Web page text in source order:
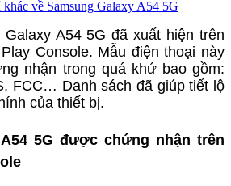
về Samsung Galaxy A54 5G
A54 5G đã xuất hiện trên
Console. Mẫu điện thoại này
nhận trong quá khứ bao gồm:
FCC… Danh sách đã giúp tiết lộ
của thiết bị.
5G được chứng nhận trên